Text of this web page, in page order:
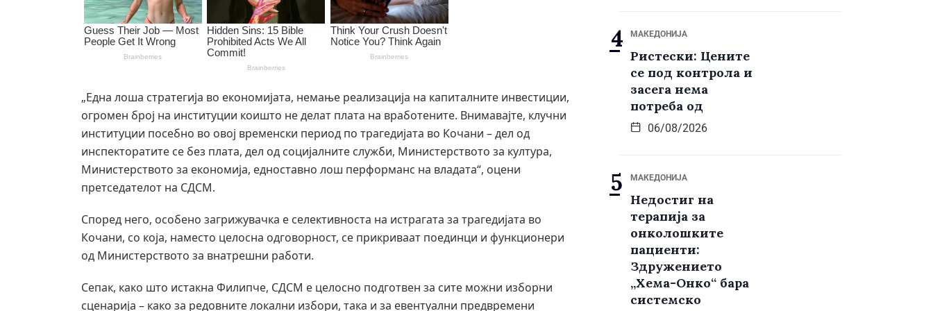
„Една лоша стратегија во економијата, немање реализација на капиталните инвестиции,
огромен број на институции коишто не делат плата на вработените. Внимавајте, клучни
институции посебно во овој временски период по трагедијата во Кочани – дел од
инспекторатите се без плата, дел од социјалните служби, Министерството за култура,
Министерството за економија, едноставно лош перформанс на владата“, оцени
претседателот на СДСМ.
Според него, особено загрижувачка е селективноста на истрагата за трагедијата во
Кочани, со која, наместо целосна одговорност, се прикриваат поединци и функционери
од Министерството за внатрешни работи.
Сепак, како што истакна Филипче, СДСМ е целосно подготвен за сите можни изборни
сценарија – како за редовните локални избори, така и за евентуални предвремени
МАКЕДОНИЈА
Ристески: Цените
се под контрола и
засега нема
потреба од
06/08/2026
МАКЕДОНИЈА
Недостиг на
терапија за
онколошките
пациенти:
Здружението
„Хема-Онко“ бара
системско